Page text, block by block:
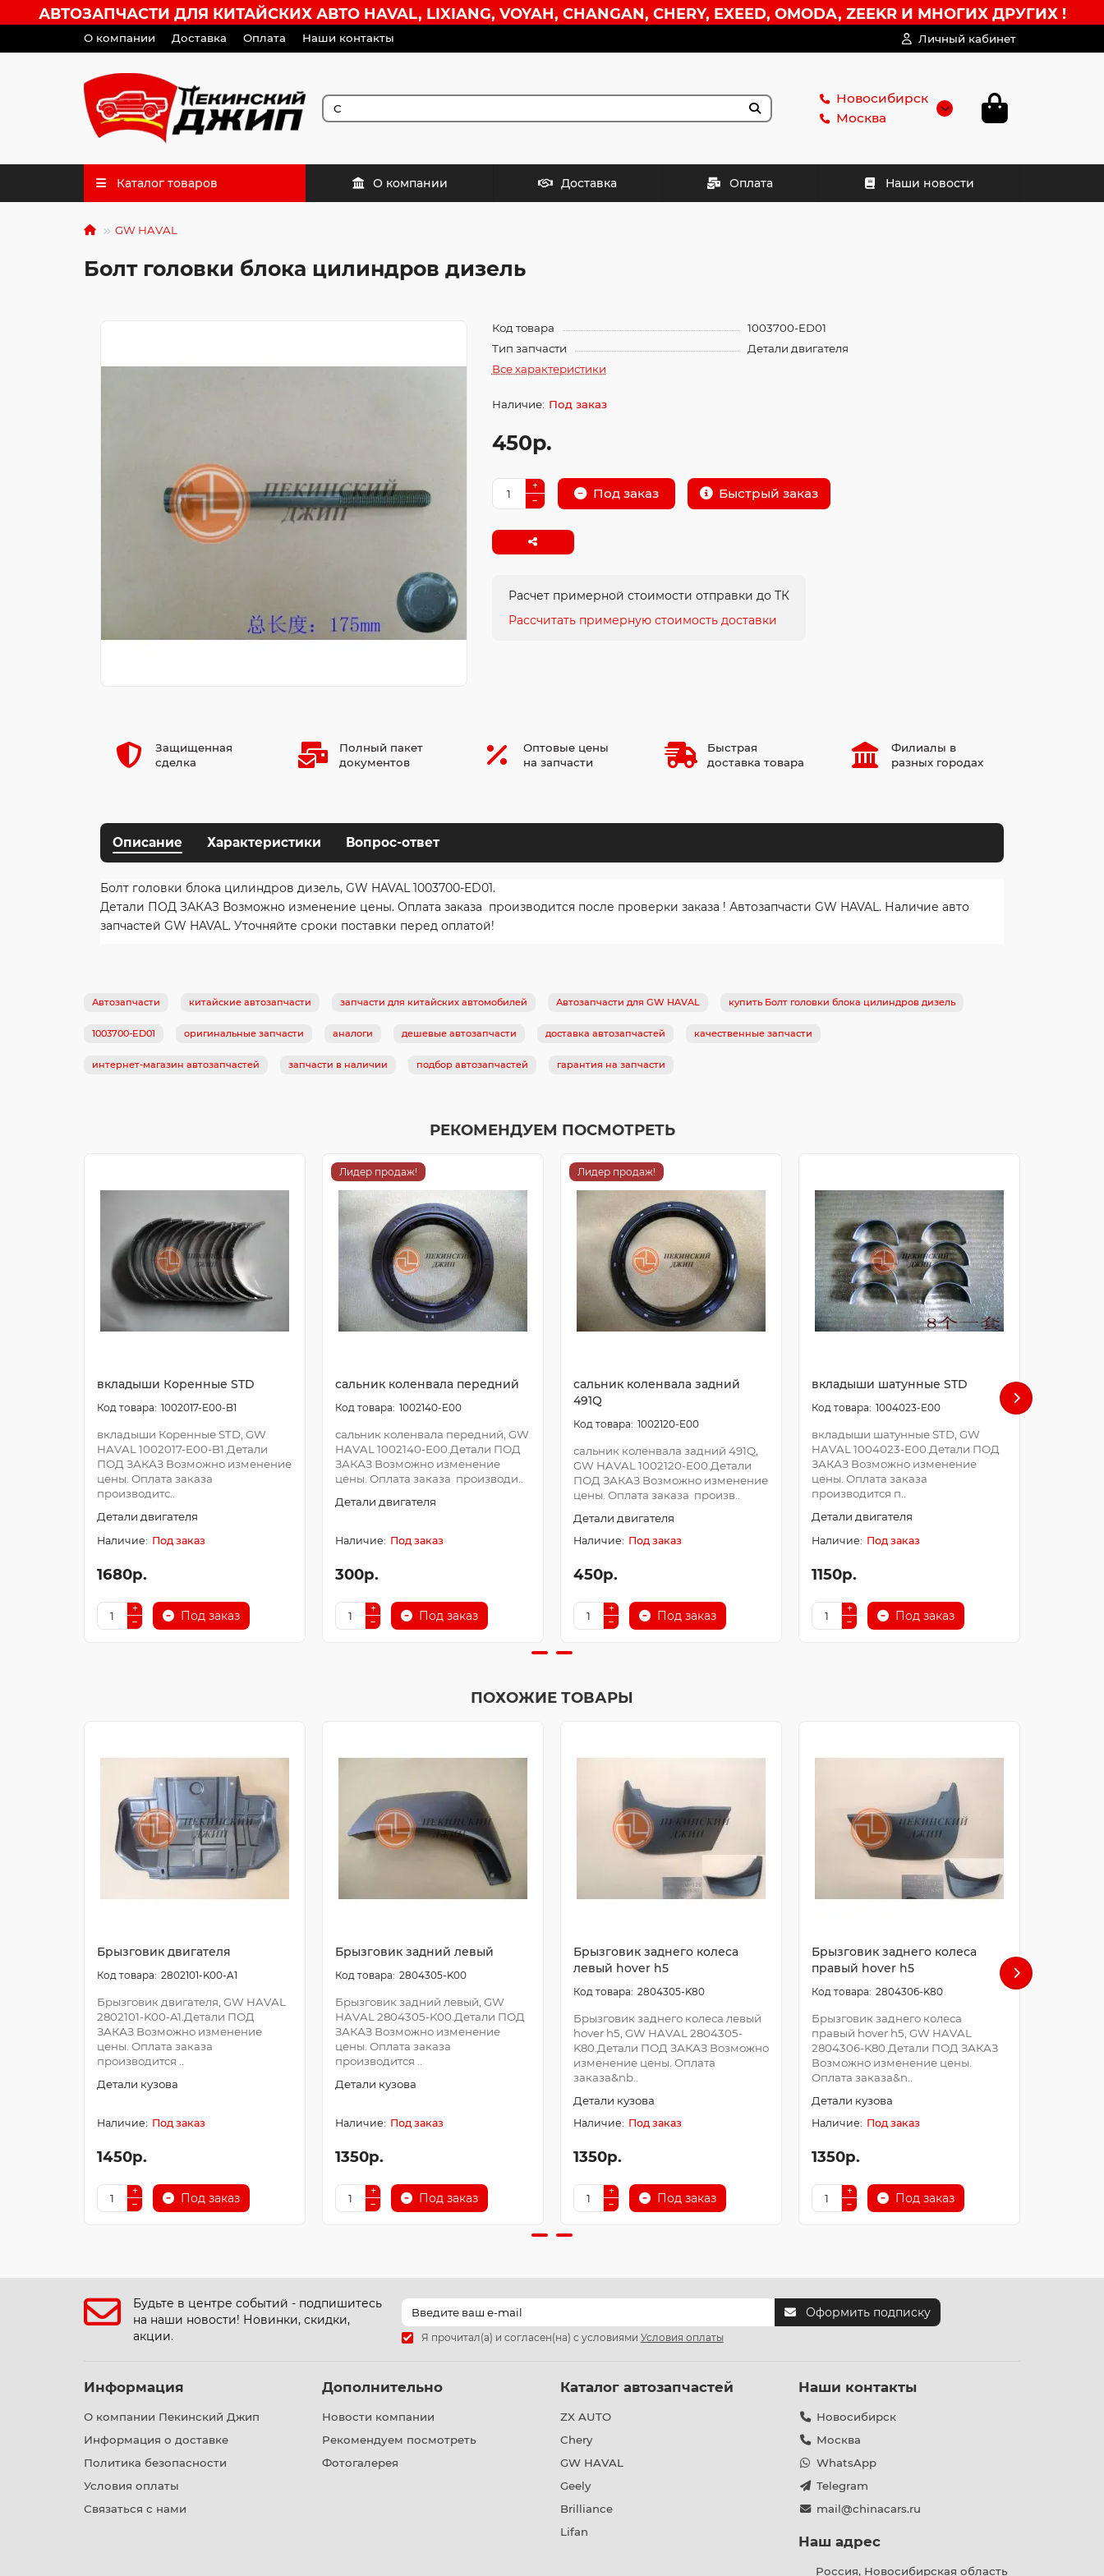
АВТОЗАПЧАСТИ ДЛЯ КИТАЙСКИХ АВТО HAVAL, LIXIANG, VOYAH, CHANGAN, CHERY, EXEED, OMODA, ZEEKR И МНОГИХ ДРУГИХ !
О компании Доставка Оплата Наши контакты Личный кабинет
Новосибирск
Москва
Каталог товаров О компании Доставка Оплата Наши новости
GW HAVAL
Болт головки блока цилиндров дизель
Код товара
1003700-ED01
Тип запчасти
Детали двигателя
Все характеристики
Под заказ
450р.
Под заказ Быстрый заказ
Расчет примерной стоимости отправки до ТК
Рассчитать примерную стоимость доставки
Защищенная
сделка
Полный пакет
документов
Оптовые цены
на запчасти
Быстрая
доставка товара
Филиалы в
разных городах
Описание Характеристики Вопрос-ответ
Болт головки блока цилиндров дизель, GW HAVAL 1003700-ED01.
Детали ПОД ЗАКАЗ Возможно изменение цены. Оплата заказа производится после проверки заказа ! Автозапчасти GW HAVAL. Наличие авто
запчастей GW HAVAL. Уточняйте сроки поставки перед оплатой!
Автозапчасти китайские автозапчасти запчасти для китайских автомобилей Автозапчасти для GW HAVAL купить Болт головки блока цилиндров дизель
1003700-ED01 оригинальные запчасти аналоги дешевые автозапчасти доставка автозапчастей качественные запчасти
интернет-магазин автозапчастей запчасти в наличии подбор автозапчастей гарантия на запчасти
РЕКОМЕНДУЕМ ПОСМОТРЕТЬ
вкладыши Коренные STD
1002017-E00-B1
вкладыши Коренные STD, GW
HAVAL 1002017-E00-B1.Детали
ПОД ЗАКАЗ Возможно изменение
цены. Оплата заказа
производитс..
Детали двигателя
Под заказ
1680р.
Под заказ
Лидер продаж!
сальник коленвала передний
1002140-E00
сальник коленвала передний, GW
HAVAL 1002140-E00.Детали ПОД
ЗАКАЗ Возможно изменение
цены. Оплата заказа производи..
Детали двигателя
Под заказ
300р.
Под заказ
Лидер продаж!
сальник коленвала задний
491Q
1002120-E00
сальник коленвала задний 491Q,
GW HAVAL 1002120-E00.Детали
ПОД ЗАКАЗ Возможно изменение
цены. Оплата заказа произв..
Детали двигателя
Под заказ
450р.
Под заказ
вкладыши шатунные STD
1004023-E00
вкладыши шатунные STD, GW
HAVAL 1004023-E00.Детали ПОД
ЗАКАЗ Возможно изменение
цены. Оплата заказа
производится п..
Детали двигателя
Под заказ
1150р.
Под заказ
ПОХОЖИЕ ТОВАРЫ
Брызговик двигателя
2802101-K00-A1
Брызговик двигателя, GW HAVAL
2802101-K00-A1.Детали ПОД
ЗАКАЗ Возможно изменение
цены. Оплата заказа
производится ..
Детали кузова
Под заказ
1450р.
Под заказ
Брызговик задний левый
2804305-K00
Брызговик задний левый, GW
HAVAL 2804305-K00.Детали ПОД
ЗАКАЗ Возможно изменение
цены. Оплата заказа
производится ..
Детали кузова
Под заказ
1350р.
Под заказ
Брызговик заднего колеса
левый hover h5
2804305-K80
Брызговик заднего колеса левый
hover h5, GW HAVAL 2804305-
K80.Детали ПОД ЗАКАЗ Возможно
изменение цены. Оплата
заказа&nb..
Детали кузова
Под заказ
1350р.
Под заказ
Брызговик заднего колеса
правый hover h5
2804306-K80
Брызговик заднего колеса
правый hover h5, GW HAVAL
2804306-K80.Детали ПОД ЗАКАЗ
Возможно изменение цены.
Оплата заказа&n..
Детали кузова
Под заказ
1350р.
Под заказ
Будьте в центре событий - подпишитесь
на наши новости! Новинки, скидки,
акции.
Оформить подписку
Я прочитал(а) и согласен(на) с условиями Условия оплаты
Информация
О компании Пекинский Джип
Информация о доставке
Политика безопасности
Условия оплаты
Связаться с нами
Дополнительно
Новости компании
Рекомендуем посмотреть
Фотогалерея
Каталог автозапчастей
ZX AUTO
Chery
GW HAVAL
Geely
Brilliance
Lifan
Наши контакты
Новосибирск
Москва
WhatsApp
Telegram
mail@chinacars.ru
Наш адрес
Россия, Новосибирская область